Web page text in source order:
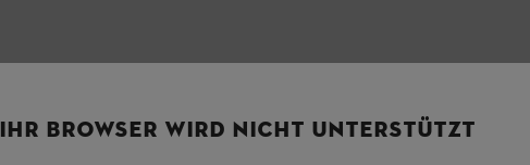
IHR BROWSER WIRD NICHT UNTERSTÜTZT